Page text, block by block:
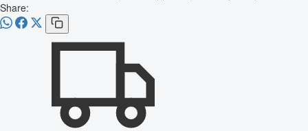
Share: